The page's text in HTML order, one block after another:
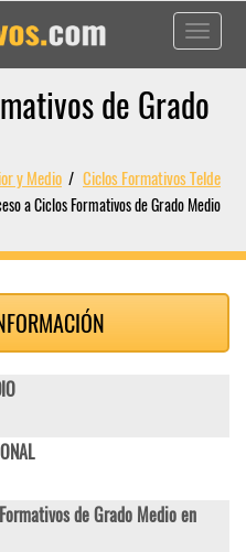
Toggle
de Grado
y Medio Ciclos Formativos Telde
a Ciclos Formativos de Grado Medio
de Grado Medio en